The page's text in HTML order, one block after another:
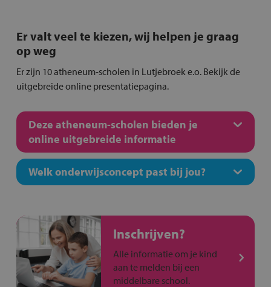
Er valt veel te kiezen, wij helpen je graag
op weg
Er zijn 10 atheneum-scholen in Lutjebroek e.o. Bekijk de
uitgebreide online presentatiepagina.
Deze atheneum-scholen bieden je
online uitgebreide informatie
Welk onderwijsconcept past bij jou?
Inschrijven?
Alle informatie om je kind
aan te melden bij een
middelbare school.